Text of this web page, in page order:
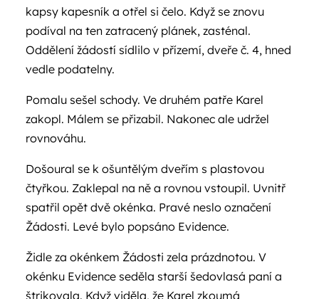
kapsy kapesník a otřel si čelo. Když se znovu
podíval na ten zatracený plánek, zasténal.
Oddělení žádostí sídlilo v přízemí, dveře č. 4, hned
vedle podatelny.
Pomalu sešel schody. Ve druhém patře Karel
zakopl. Málem se přizabil. Nakonec ale udržel
rovnováhu.
Došoural se k ošuntělým dveřím s plastovou
čtyřkou. Zaklepal na ně a rovnou vstoupil. Uvnitř
spatřil opět dvě okénka. Pravé neslo označení
Žádosti. Levé bylo popsáno Evidence.
Židle za okénkem Žádosti zela prázdnotou. V
okénku Evidence seděla starší šedovlasá paní a
štrikovala. Když viděla, že Karel zkoumá